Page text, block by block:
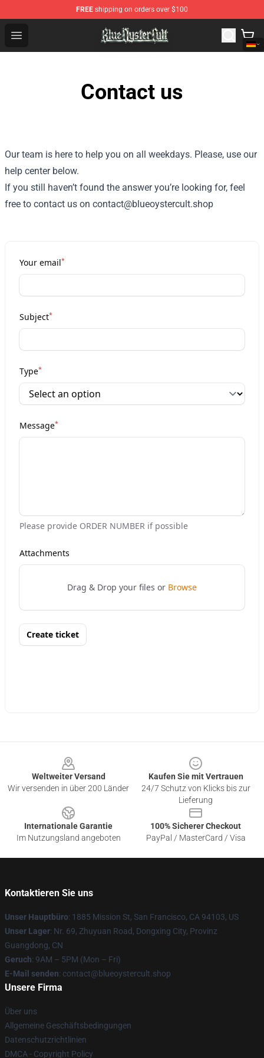
FREE shipping on orders over $100
Open menu
Blue Öyster Cult Store - Official Blue Öyster Cult
Contact us
Our team is here to help you on all weekdays. Please, use our
help center below.
If you still haven’t found the answer you’re looking for, feel
free to contact us on contact@blueoystercult.shop
Weltweiter Versand
Wir versenden in über 200 Länder
Kaufen Sie mit Vertrauen
24/7 Schutz von Klicks bis zur
Lieferung
Internationale Garantie
Im Nutzungsland angeboten
100% Sicherer Checkout
PayPal / MasterCard / Visa
Kontaktieren Sie uns
Unser Hauptbüro: 1885 Mission St, San Francisco, CA 94103, US
Unser Lager: Nr. 69, Zhuyuan Road, Dongxing City, Provinz
Guangdong, CN
Geruch: 9AM – 5PM (Mon – Fri)
E-Mail senden: contact@blueoystercult.shop
Unsere Firma
Über uns
Allgemeine Geschäftsbedingungen
Datenschutzrichtlinien
DMCA - Copyright Policy